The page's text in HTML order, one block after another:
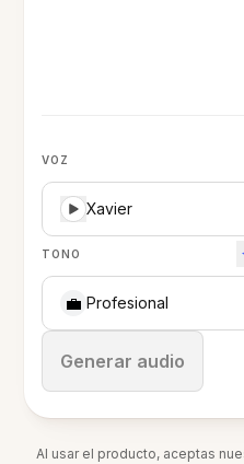
VOZ
Xavier
TONO
💼 Profesional
Generar audio
Detener
Al usar el producto, aceptas